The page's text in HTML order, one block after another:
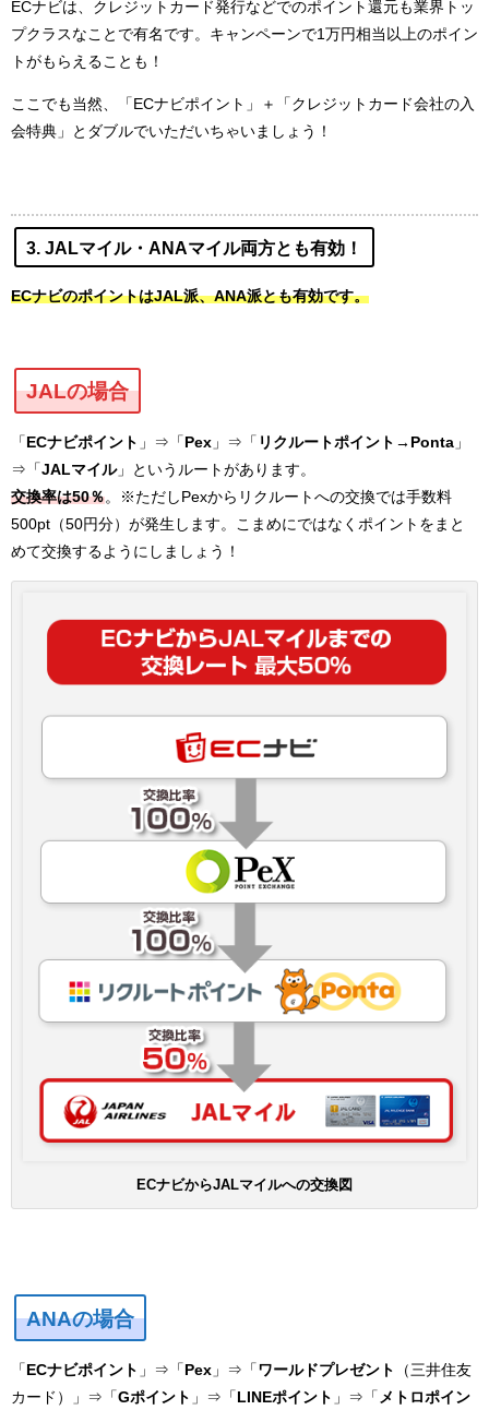
ECナビは、クレジットカード発行などでのポイント還元も業界トッ
プクラスなことで有名です。キャンペーンで1万円相当以上のポイン
トがもらえることも！
ここでも当然、「ECナビポイント」＋「クレジットカード会社の入
会特典」とダブルでいただいちゃいましょう！
3. JALマイル・ANAマイル両方とも有効！
ECナビのポイントはJAL派、ANA派とも有効です。
JALの場合
「 ECナビポイント 」⇒「 Pex 」⇒「 リクルートポイント→Ponta 」
⇒「 JALマイル」というルートがあります。
交換率は50％。※ただしPexからリクルートへの交換では手数料
500pt（50円分）が発生します。こまめにではなくポイントをまと
めて交換するようにしましょう！
ECナビからJALマイルへの交換図
ANAの場合
「 ECナビポイント 」⇒「 Pex 」⇒「 ワールドプレゼント
（三井住友
カード）」⇒「 Gポイント 」⇒「 LINEポイント 」⇒「 メトロポイン